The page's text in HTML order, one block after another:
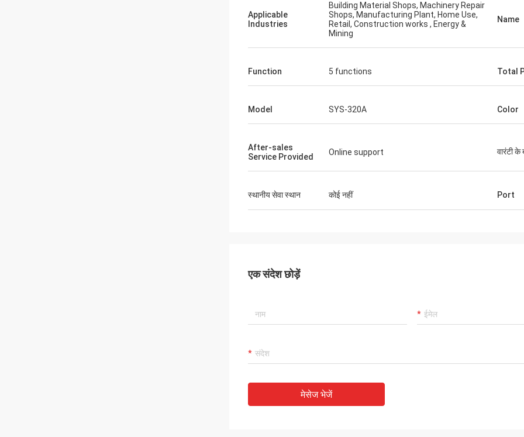
Applicable
Industries
Building Material Shops, Machinery Repair
Shops, Manufacturing Plant, Home Use,
Retail, Construction works , Energy &
Mining
Name
Function 5 functions Total
Model SYS-320A Color
After-sales
Service Provided
Online support वारंटी के
स्थानीय सेवा स्थान कोई नहीं Port
एक संदेश छोड़ें
मेसेज भेजें